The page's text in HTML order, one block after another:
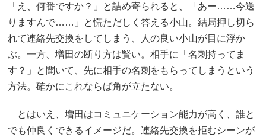
「え、何番ですか？」と詰め寄られると、「あー……今送
りますんで……」と慌ただしく答える小山。結局押し切ら
れて連絡先交換をしてしまう、人の良い小山が目に浮か
ぶ。一方、増田の断り方は賢い。相手に「名刺持ってま
す？」と聞いて、先に相手の名刺をもらってしまうという
方法。確かにこれならば角が立たない。
とはいえ、増田はコミュニケーション能力が高く、誰と
でも仲良くできるイメージだ。連絡先交換を拒むシーンが